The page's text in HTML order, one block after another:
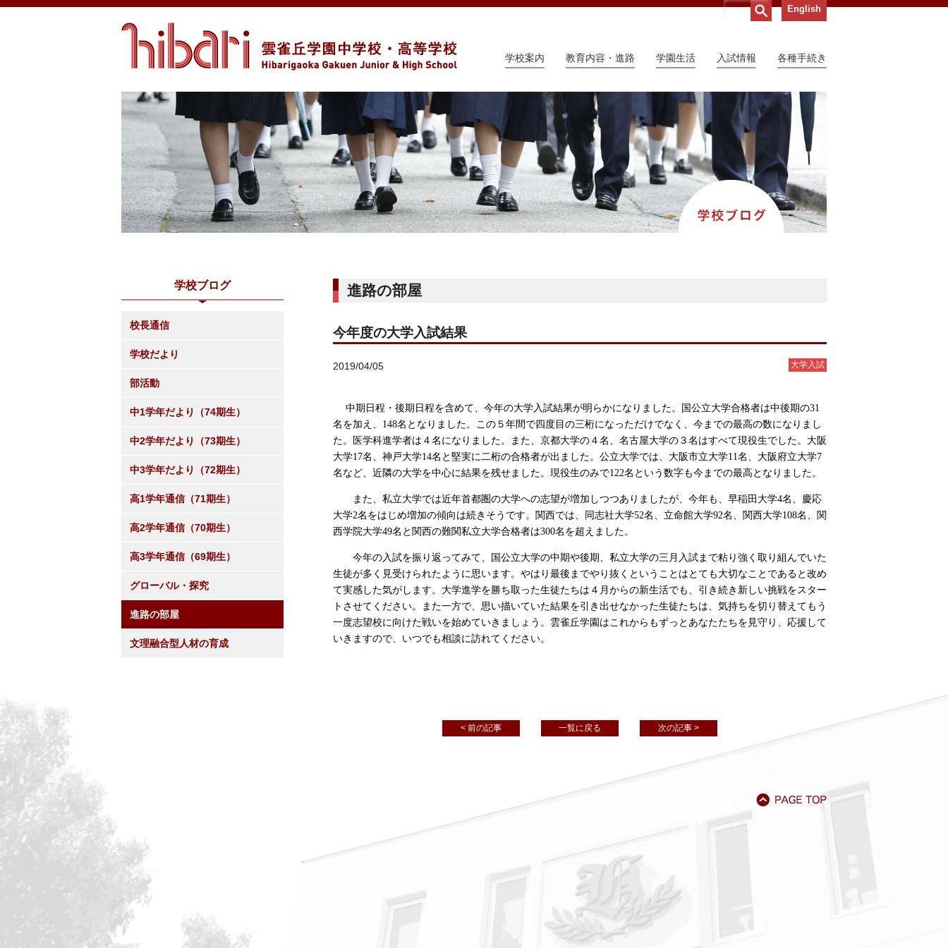
English
学校案内 教育内容・進路 学園生活 入試情報 各種手続き
進路の部屋
今年度の大学入試結果
2019/04/05 大学入試
中期日程・後期日程を含めて、今年の大学入試結果が明らかになりました。国公立大学合格者は中後期の31
名を加え、 148名となりました。この５年間で四度目の三桁になっただけでなく、今までの最高の数になりまし
た。医学科進学者は４名になりました。また、京都大学の４名、名古屋大学の３名はすべて現役生でした。大阪
大学17名、神戸大学14名と堅実に二桁の合格者が出ました。公立大学では、大阪市立大学11名、大阪府立大学7
名など、近隣の大学を中心に結果を残せました。現役生のみで122名という数字も今までの最高となりました。
また、私立大学では近年首都圏の大学への志望が増加しつつありましたが、今年も、早稲田大学4名、慶応
大学2名をはじめ増加の傾向は続きそうです。 関西では、同志社大学52名、立命館大学92名、関西大学108名、関
西学院大学49名と関西の難関私立大学合格者は300名を超えました。
今年の入試を振り返ってみて、国公立大学の中期や後期、私立大学の三月入試まで粘り強く取り組んでいた
生徒が多く見受けられたように思います。やはり最後までやり抜くということはとても大切なことであると改め
て実感した気がします。大学進学を勝ち取った生徒たちは４月からの新生活でも、引き続き新しい挑戦をスター
トさせてください。また一方で、思い描いていた結果を引き出せなかった生徒たちは、気持ちを切り替えてもう
一度志望校に向けた戦いを始めていきましょう。雲雀丘学園はこれからもずっとあなたたちを見守り、応援して
いきますので、いつでも相談に訪れてください。
< 前の記事 一覧に戻る 次の記事 >
学校ブログ
校長通信
学校だより
部活動
中1学年だより（74期生）
中2学年だより（73期生）
中3学年だより（72期生）
高1学年通信（71期生）
高2学年通信（70期生）
高3学年通信（69期生）
グローバル・探究
進路の部屋
文理融合型人材の育成